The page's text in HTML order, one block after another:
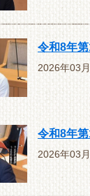
令和8年
2026年03
令和8年
2026年03